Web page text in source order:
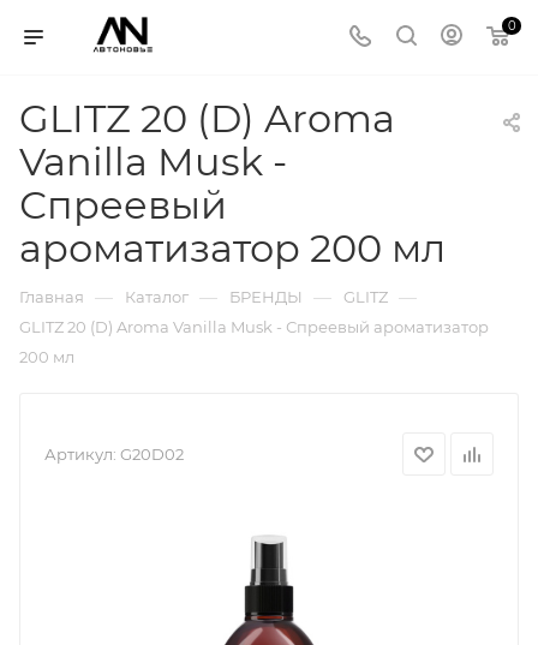
0
GLITZ 20 (D) Aroma
Vanilla Musk -
Спреевый
ароматизатор 200 мл
Главная — Каталог — БРЕНДЫ — GLITZ —
GLITZ 20 (D) Aroma Vanilla Musk - Спреевый ароматизатор
200 мл
Артикул: G20D02